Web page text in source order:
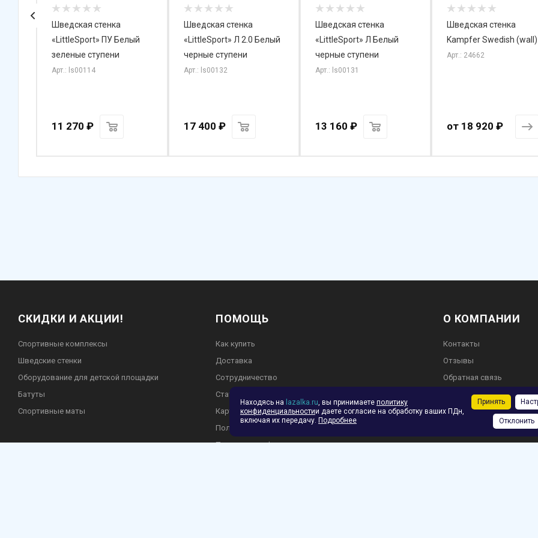
Шведская стенка
«LittleSport» ПУ Белый
зеленые ступени
Арт.: ls00114
11 270 ₽
Шведская стенка
«LittleSport» Л 2.0 Белый
черные ступени
Арт.: ls00132
17 400 ₽
Шведская стенка
«LittleSport» Л Белый
черные ступени
Арт.: ls00131
13 160 ₽
Шведская стенка
Kampfer Swedish (wall)
Арт.: 24662
от 18 920 ₽
СКИДКИ И АКЦИИ!
Спортивные комплексы
Шведские стенки
Оборудование для детской площадки
Батуты
Спортивные маты
ПОМОЩЬ
Как купить
Доставка
Сотрудничество
Статьи
Карта сайта
Пользовательское соглашение
Политика конф.
О КОМПАНИИ
Контакты
Отзывы
Обратная связь
Находясь на lazalka.ru, вы принимаете политику
конфиденциальностии даете согласие на обработку ваших ПДн,
включая их передачу. Подробнее
Принять
Отклонить